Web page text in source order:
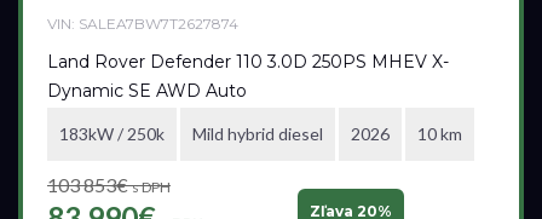
VIN: SALEA7BW7T2627874
Land Rover Defender 110 3.0D 250PS MHEV X-
Dynamic SE AWD Auto
183kW / 250k Mild hybrid diesel 2026 10 km
103 853€s DPH
Zľava 20%